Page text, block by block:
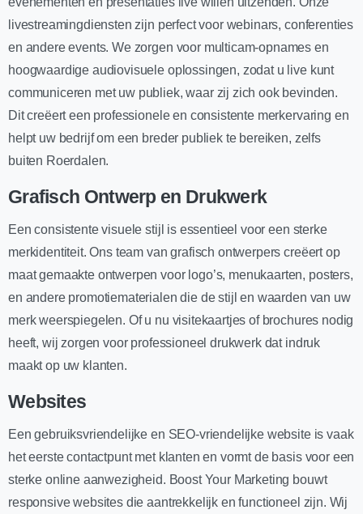
livestreamingdiensten zijn perfect voor webinars, conferenties
en andere events. We zorgen voor multicam-opnames en
hoogwaardige audiovisuele oplossingen, zodat u live kunt
communiceren met uw publiek, waar zij zich ook bevinden.
Dit creëert een professionele en consistente merkervaring en
helpt uw bedrijf om een breder publiek te bereiken, zelfs
buiten Roerdalen.
Grafisch Ontwerp en Drukwerk
Een consistente visuele stijl is essentieel voor een sterke
merkidentiteit. Ons team van grafisch ontwerpers creëert op
maat gemaakte ontwerpen voor logo’s, menukaarten, posters,
en andere promotiematerialen die de stijl en waarden van uw
merk weerspiegelen. Of u nu visitekaartjes of brochures nodig
heeft, wij zorgen voor professioneel drukwerk dat indruk
maakt op uw klanten.
Websites
Een gebruiksvriendelijke en SEO-vriendelijke website is vaak
het eerste contactpunt met klanten en vormt de basis voor een
sterke online aanwezigheid. Boost Your Marketing bouwt
responsive websites die aantrekkelijk en functioneel zijn. Wij